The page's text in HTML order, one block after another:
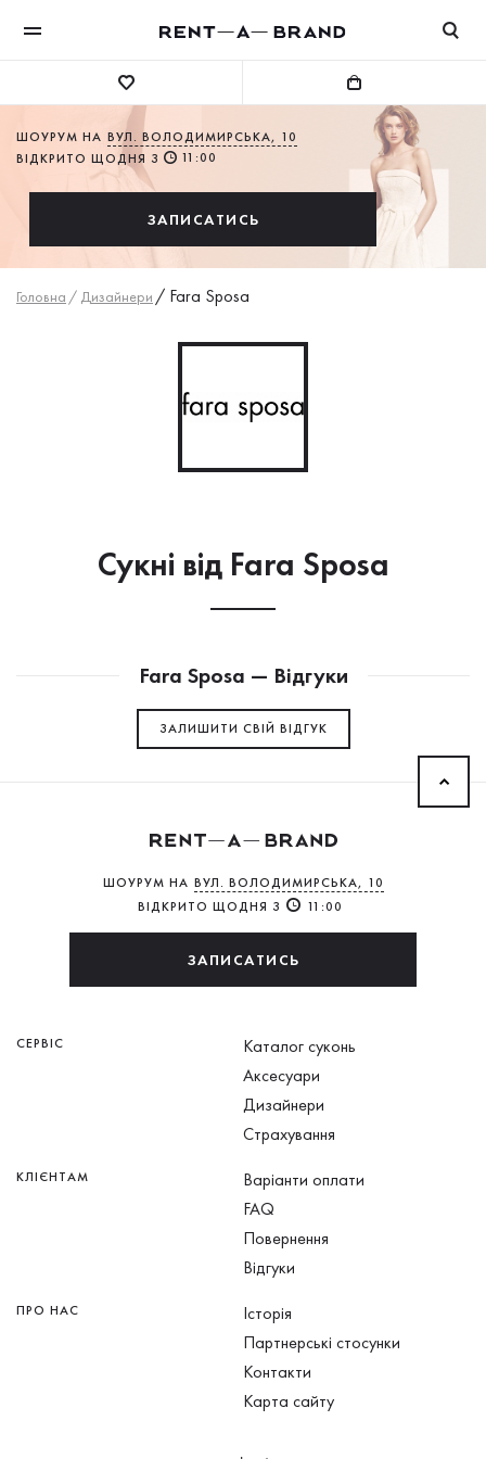
ШОУРУМ НА ВУЛ. ВОЛОДИМИРСЬКА, 10
ВІДКРИТО ЩОДНЯ З
11:00
ЗАПИСАТИСЬ
Головна / Дизайнери / Fara Sposa
Сукнi від Fara Sposa
Fara Sposa — Відгуки
ЗАЛИШИТИ СВIЙ ВІДГУК
ШОУРУМ НА ВУЛ. ВОЛОДИМИРСЬКА, 10
ВІДКРИТО ЩОДНЯ З
11:00
ЗАПИСАТИСЬ
СЕРВІС
Каталог суконь
Аксесуари
Дизайнери
Страхування
КЛІЄНТАМ
Варіанти оплати
FAQ
Повернення
Відгуки
ПРО НАС
Історія
Партнерські стосунки
Контакти
Карта сайту